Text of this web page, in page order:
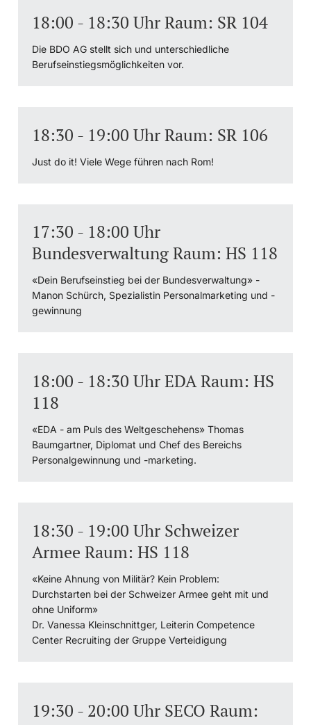
18:00 - 18:30 Uhr Raum: SR 104
Die BDO AG stellt sich und unterschiedliche
Berufseinstiegsmöglichkeiten vor.
18:30 - 19:00 Uhr Raum: SR 106
Just do it! Viele Wege führen nach Rom!
17:30 - 18:00 Uhr
Bundesverwaltung Raum: HS 118
«Dein Berufseinstieg bei der Bundesverwaltung» -
Manon Schürch, Spezialistin Personalmarketing und -
gewinnung
18:00 - 18:30 Uhr EDA Raum: HS
118
«EDA - am Puls des Weltgeschehens» Thomas
Baumgartner, Diplomat und Chef des Bereichs
Personalgewinnung und -marketing.
18:30 - 19:00 Uhr Schweizer
Armee Raum: HS 118
«Keine Ahnung von Militär? Kein Problem:
Durchstarten bei der Schweizer Armee geht mit und
ohne Uniform»
Dr. Vanessa Kleinschnittger, Leiterin Competence
Center Recruiting der Gruppe Verteidigung
19:30 - 20:00 Uhr SECO Raum: